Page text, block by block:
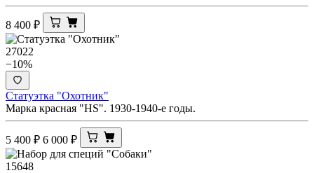
8 400 ₽
27022
−10%
Статуэтка "Охотник"
Марка красная "HS". 1930-1940-е годы.
5 400 ₽ 6 000 ₽
15648